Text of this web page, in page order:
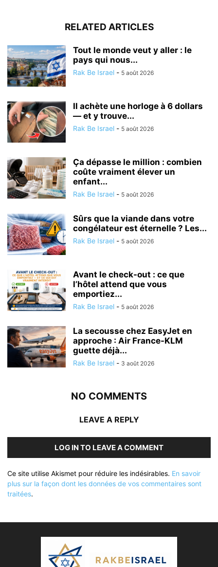
RELATED ARTICLES
Tout le monde veut y aller : le
pays qui nous...
Rak Be Israel - 5 août 2026
Il achète une horloge à 6 dollars
— et y trouve...
Rak Be Israel - 5 août 2026
Ça dépasse le million : combien
coûte vraiment élever un
enfant...
Rak Be Israel - 5 août 2026
Sûrs que la viande dans votre
congélateur est éternelle ? Les...
Rak Be Israel - 5 août 2026
Avant le check-out : ce que
l’hôtel attend que vous
emportiez...
Rak Be Israel - 5 août 2026
La secousse chez EasyJet en
approche : Air France-KLM
guette déjà...
Rak Be Israel - 3 août 2026
NO COMMENTS
LEAVE A REPLY
LOG IN TO LEAVE A COMMENT
Ce site utilise Akismet pour réduire les indésirables. En savoir
plus sur la façon dont les données de vos commentaires sont
traitées.